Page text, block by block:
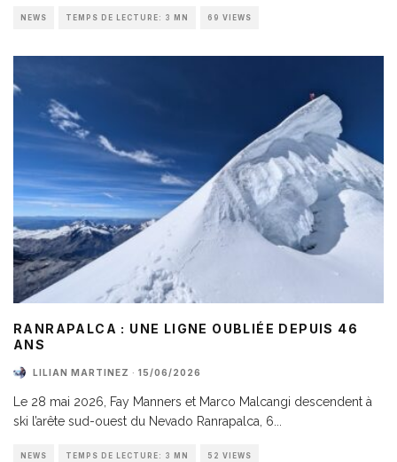
NEWS TEMPS DE LECTURE: 3 MN 69 VIEWS
RANRAPALCA : UNE LIGNE OUBLIÉE DEPUIS 46
ANS
LILIAN MARTINEZ · 15/06/2026
Le 28 mai 2026, Fay Manners et Marco Malcangi descendent à
ski l’arête sud-ouest du Nevado Ranrapalca, 6
NEWS TEMPS DE LECTURE: 3 MN 52 VIEWS